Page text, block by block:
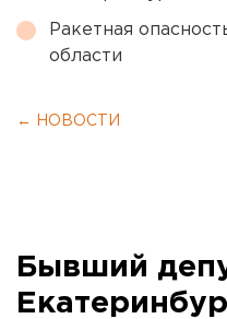
Ракетная
области
← НОВОСТИ
Бывший